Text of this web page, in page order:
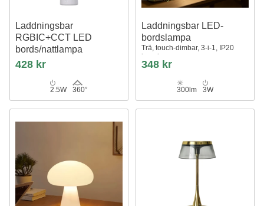
Laddningsbar
RGBIC+CCT LED
bords/nattlampa
32cm, Bluetooth, Vit, touch
dimbar, IP20 inomhus
428 kr
2.5W 360°
Laddningsbar LED-
bordslampa
Trä, touch-dimbar, 3-i-1, IP20
inomhus
348 kr
300lm 3W